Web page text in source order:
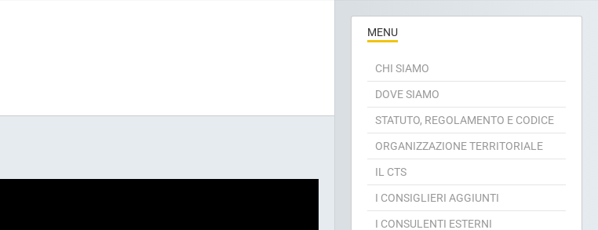
MENU
CHI SIAMO
DOVE SIAMO
STATUTO, REGOLAMENTO E CODICE
ORGANIZZAZIONE TERRITORIALE
IL CTS